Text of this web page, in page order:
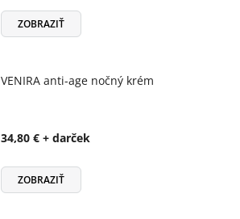
ZOBRAZIŤ
VENIRA anti-age nočný krém
34,80 € + darček
ZOBRAZIŤ